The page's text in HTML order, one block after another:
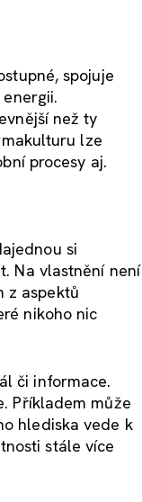
spojuje
než ty
lze
procesy aj.
si
Na vlastnění není
z aspektů
nikoho nic
či informace.
Příkladem může
hlediska vede k
stále více